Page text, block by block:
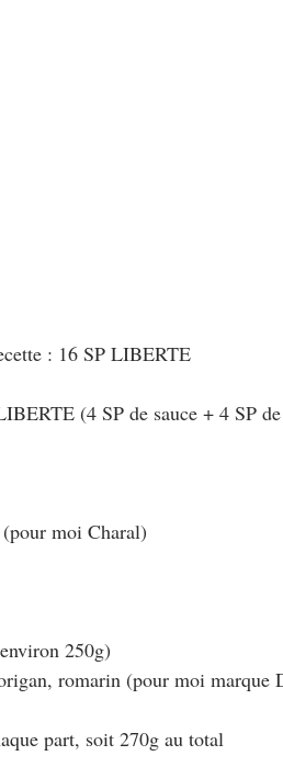
: 16 SP LIBERTE
(4 SP de sauce + 4 SP
moi Charal)
250g)
romarin (pour moi marque
part, soit 270g au total